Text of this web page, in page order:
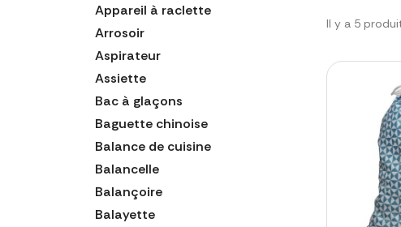
Appareil à raclette
Arrosoir
Aspirateur
Assiette
Bac à glaçons
Baguette chinoise
Balance de cuisine
Balancelle
Balançoire
Balayette
Il y a 5